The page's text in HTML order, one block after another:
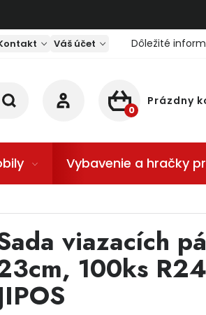
Váš účet Dôležité
NÁKUPNÝ
Prázdny
Vybavenie a hračky
viazacích
100ks